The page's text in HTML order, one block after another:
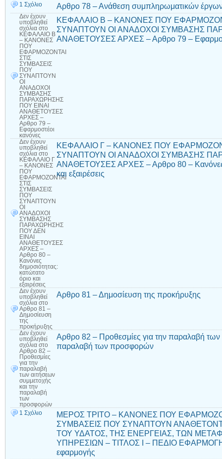
1 Σχόλιο Αρθρο 78 – Ανάθεση συμπληρωματικών
Δεν έχουν
υποβληθεί
σχόλια στο
ΚΕΦΑΛΑΙΟ Β
– ΚΑΝΟΝΕΣ
ΠΟΥ
ΕΦΑΡΜΟΖΟΝΤΑΙ
ΣΤΙΣ
ΣΥΜΒΑΣΕΙΣ
ΠΟΥ
ΣΥΝΑΠΤΟΥΝ
ΟΙ
ΑΝΑΔΟΧΟΙ
ΣΥΜΒΑΣΗΣ
ΠΑΡΑΧΩΡΗΣΗΣ
ΠΟΥ ΕΙΝΑΙ
ΑΝΑΘΕΤΟΥΣΕΣ
ΑΡΧΕΣ –
Αρθρο 79 –
Εφαρμοστέοι
κανόνες
ΚΕΦΑΛΑΙΟ Β – ΚΑΝΟΝΕΣ ΠΟΥ
ΣΥΝΑΠΤΟΥΝ ΟΙ ΑΝΑΔΟΧΟΙ ΣΥΜΒΑΣΗΣ
ΑΝΑΘΕΤΟΥΣΕΣ ΑΡΧΕΣ – Αρθρο 79 –
Δεν έχουν
υποβληθεί
σχόλια στο
ΚΕΦΑΛΑΙΟ Γ
– ΚΑΝΟΝΕΣ
ΠΟΥ
ΕΦΑΡΜΟΖΟΝΤΑΙ
ΣΤΙΣ
ΣΥΜΒΑΣΕΙΣ
ΠΟΥ
ΣΥΝΑΠΤΟΥΝ
ΟΙ
ΑΝΑΔΟΧΟΙ
ΣΥΜΒΑΣΗΣ
ΠΑΡΑΧΩΡΗΣΗΣ
ΠΟΥ ΔΕΝ
ΕΙΝΑΙ
ΑΝΑΘΕΤΟΥΣΕΣ
ΑΡΧΕΣ –
Αρθρο 80 –
Κανόνες
δημοσιότητας:
κατώτατο
όριο και
εξαιρέσεις
ΚΕΦΑΛΑΙΟ Γ – ΚΑΝΟΝΕΣ ΠΟΥ
ΣΥΝΑΠΤΟΥΝ ΟΙ ΑΝΑΔΟΧΟΙ ΣΥΜΒΑΣΗΣ
ΑΝΑΘΕΤΟΥΣΕΣ ΑΡΧΕΣ – Αρθρο 80 – Κανόνες
και εξαιρέσεις
Δεν έχουν
υποβληθεί
σχόλια στο
Αρθρο 81 –
Δημοσίευση
της
προκήρυξης
Αρθρο 81 – Δημοσίευση της προκήρυξης
Δεν έχουν
υποβληθεί
σχόλια στο
Αρθρο 82 –
Προθεσμίες
για την
παραλαβή
των αιτήσεων
συμμετοχής
και την
παραλαβή
των
προσφορών
Αρθρο 82 – Προθεσμίες για την παραλαβή των
παραλαβή των προσφορών
1 Σχόλιο
ΜΕΡΟΣ ΤΡΙΤΟ – ΚΑΝΟΝΕΣ ΠΟΥ
ΣΥΜΒΑΣΕΙΣ ΠΟΥ ΣΥΝΑΠΤΟΥΝ
ΤΟΥ ΥΔΑΤΟΣ, ΤΗΣ ΕΝΕΡΓΕΙΑΣ, ΤΩΝ
ΥΠΗΡΕΣΙΩΝ – ΤΙΤΛΟΣ Ι – ΠΕΔΙΟ
εφαρμογής